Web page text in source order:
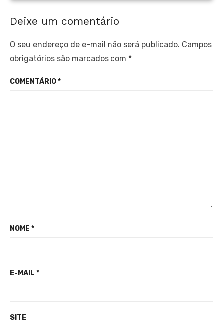
Deixe um comentário
O seu endereço de e-mail não será publicado. Campos
obrigatórios são marcados com *
COMENTÁRIO*
NOME *
E-MAIL *
SITE